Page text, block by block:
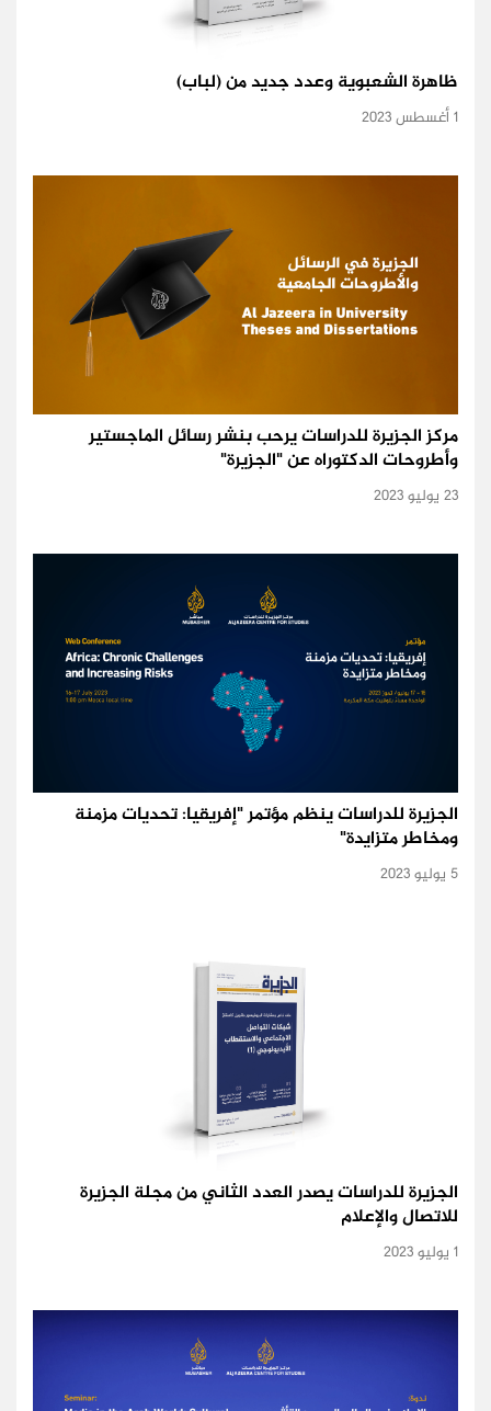
ظاهرة الشعبوية وعدد جديد من (لباب)
1 أغسطس 2023
مركز الجزيرة للدراسات يرحب بنشر رسائل الماجستير
وأطروحات الدكتوراه عن "الجزيرة"
23 يوليو 2023
الجزيرة للدراسات ينظم مؤتمر "إفريقيا: تحديات مزمنة
ومخاطر متزايدة"
5 يوليو 2023
الجزيرة للدراسات يصدر العدد الثاني من مجلة الجزيرة
للاتصال والإعلام
1 يوليو 2023